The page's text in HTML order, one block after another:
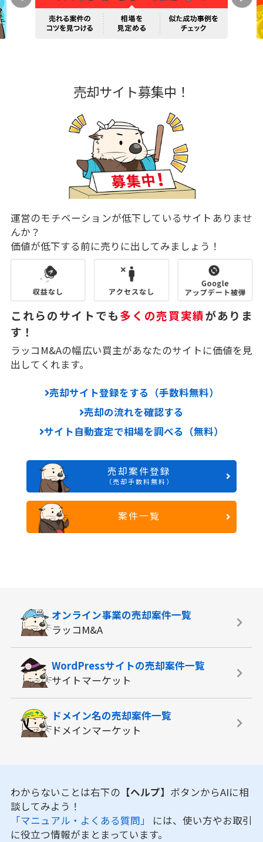
売却サイト募集中！
運営のモチベーションが低下しているサイトありませ
んか？
価値が低下する前に売りに出してみましょう！
これらのサイトでも多くの売買実績がありま
す！
ラッコM&Aの幅広い買主があなたのサイトに価値を見
出してくれます。
売却サイト登録をする（手数料無料）
売却の流れを確認する
サイト自動査定で相場を調べる（無料）
売却案件登録
（売却手数料無料）
案件一覧
オンライン事業の売却案件一覧
ラッコM&A
WordPressサイトの売却案件一覧
サイトマーケット
ドメイン名の売却案件一覧
ドメインマーケット
わからないことは右下の 【ヘルプ】 ボタンからAIに相
談してみよう！
「マニュアル・よくある質問」 には、使い方やお取引
に役立つ情報がまとまっています。